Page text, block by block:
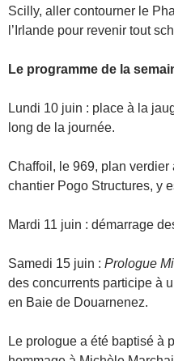
Scilly, aller contourner le
l’Irlande pour revenir tout
Le programme de la
Lundi 10 juin : place à la
long de la journée.
Chaffoil, le 969, plan verdier
chantier Pogo Structures, y
Mardi 11 juin : démarrage
Samedi 15 juin : Prologue
des concurrents participe à
en Baie de Douarnenez.
Le prologue a été baptisé à